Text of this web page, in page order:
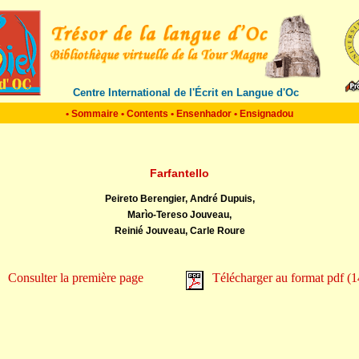
Centre International de l'Écrit en Langue d'Oc
• Sommaire • Contents • Ensenhador • Ensignadou
Farfantello
Peireto Berengier, André Dupuis,
Marìo-Tereso Jouveau,
Reinié Jouveau, Carle Roure
Consulter la première page Télécharger au format pdf